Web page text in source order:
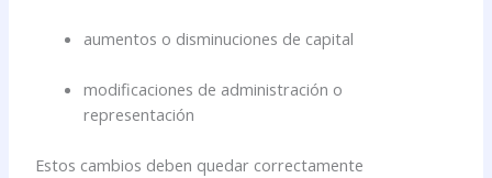
aumentos o disminuciones de capital
modificaciones de administración o
representación
Estos cambios deben quedar correctamente